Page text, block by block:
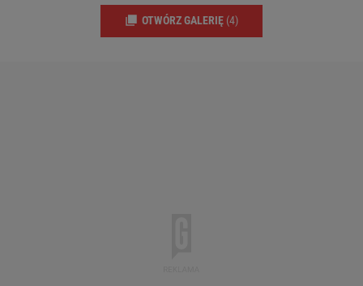
OTWÓRZ GALERIĘ (4)